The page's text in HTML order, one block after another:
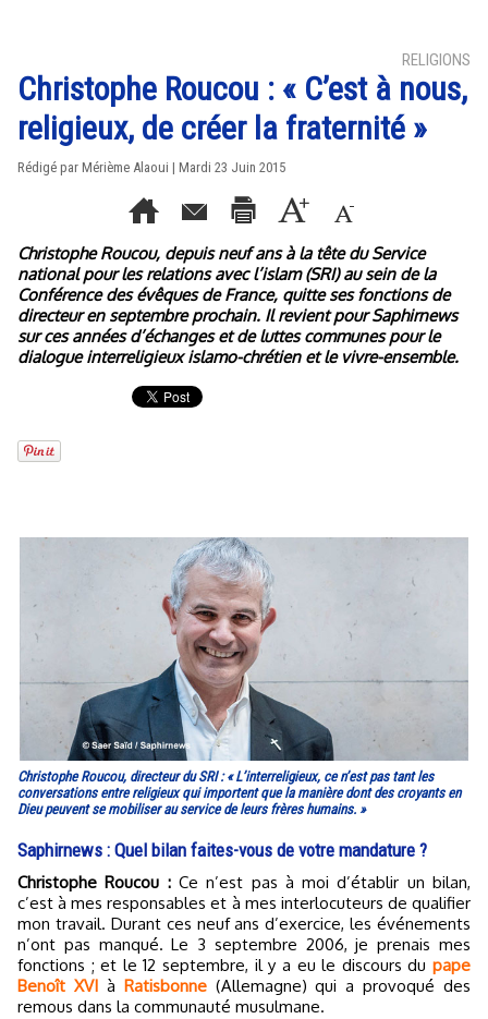
RELIGIONS
Christophe Roucou : « C’est à nous,
religieux, de créer la fraternité »
Rédigé par Mérième Alaoui | Mardi 23 Juin 2015
Christophe Roucou, depuis neuf ans à la tête du Service
national pour les relations avec l’islam (SRI) au sein de la
Conférence des évêques de France, quitte ses fonctions de
directeur en septembre prochain. Il revient pour Saphirnews
sur ces années d’échanges et de luttes communes pour le
dialogue interreligieux islamo-chrétien et le vivre-ensemble.
Christophe Roucou, directeur du SRI : « L’interreligieux, ce n’est pas tant les
conversations entre religieux qui importent que la manière dont des croyants en
Dieu peuvent se mobiliser au service de leurs frères humains. »
Saphirnews : Quel bilan faites-vous de votre mandature ?
Christophe Roucou :Ce n’est pas à moi d’établir un bilan,
c’est à mes responsables et à mes interlocuteurs de qualifier
mon travail. Durant ces neuf ans d’exercice, les événements
n’ont pas manqué. Le 3 septembre 2006, je prenais mes
fonctions ; et le 12 septembre, il y a eu le discours du pape
Benoît XVIà Ratisbonne(Allemagne) qui a provoqué des
remous dans la communauté musulmane.